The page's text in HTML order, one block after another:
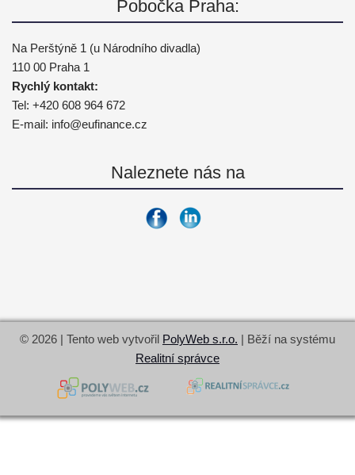
Pobočka Praha:
Na Perštýně 1 (u Národního divadla)
110 00 Praha 1
Rychlý kontakt:
Tel: +420 608 964 672
E-mail: info@eufinance.cz
Naleznete nás na
© 2026 | Tento web vytvořil PolyWeb s.r.o. | Běží na systému
Realitní správce